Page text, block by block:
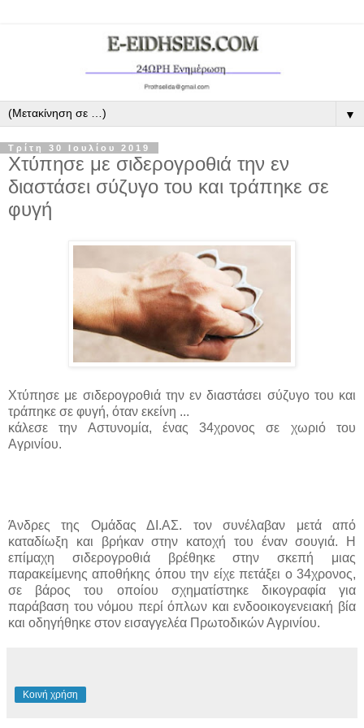
▼
Τρίτη 30 Ιουλίου 2019
Χτύπησε με σιδερογροθιά την εν
διαστάσει σύζυγο του και τράπηκε σε
φυγή
Χτύπησε με σιδερογροθιά την εν διαστάσει σύζυγο του και
τράπηκε σε φυγή, όταν εκείνη ...
κάλεσε την Αστυνομία, ένας 34χρονος σε χωριό του
Αγρινίου.
Άνδρες της Ομάδας ΔΙ.ΑΣ. τον συνέλαβαν μετά από
καταδίωξη και βρήκαν στην κατοχή του έναν σουγιά. Η
επίμαχη σιδερογροθιά βρέθηκε στην σκεπή μιας
παρακείμενης αποθήκης όπου την είχε πετάξει ο 34χρονος,
σε βάρος του οποίου σχηματίστηκε δικογραφία για
παράβαση του νόμου περί όπλων και ενδοοικογενειακή βία
και οδηγήθηκε στον εισαγγελέα Πρωτοδικών Αγρινίου.
Κοινή χρήση